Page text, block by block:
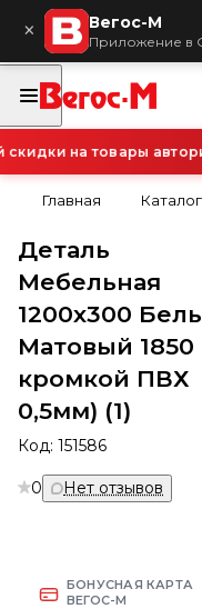
× Вегос-М
Приложение в
на товары
Главная Каталог
Деталь
Мебельная
1200х300
Матовый 1850
кромкой ПВХ
0,5мм) (1)
Код: 151586
0 Нет отзывов
БОНУСНАЯ КАРТА
ВЕГОС-М